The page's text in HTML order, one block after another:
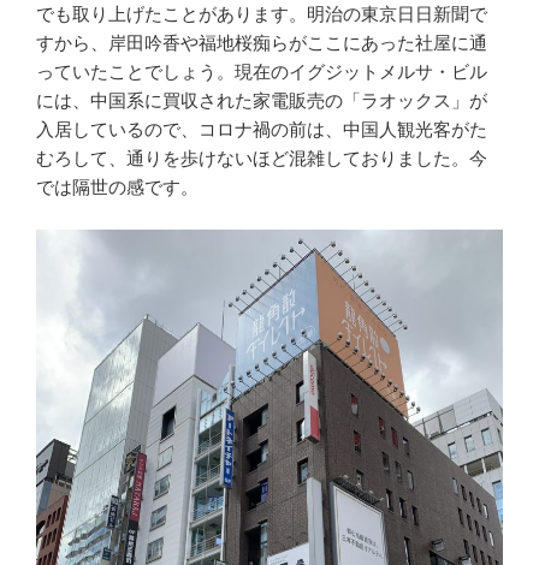
でも取り上げたことがあります。明治の東京日日新聞で
すから、岸田吟香や福地桜痴らがここにあった社屋に通
っていたことでしょう。現在のイグジットメルサ・ビル
には、中国系に買収された家電販売の「ラオックス」が
入居しているので、コロナ禍の前は、中国人観光客がた
むろして、通りを歩けないほど混雑しておりました。今
では隔世の感です。